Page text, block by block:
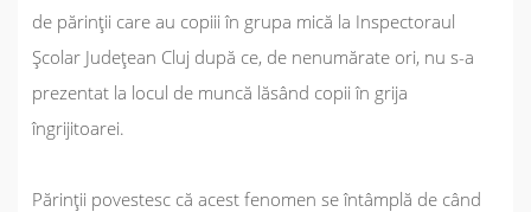
de părinții care au copiii în grupa mică la Inspectoraul
Școlar Județean Cluj după ce, de nenumărate ori, nu s-a
prezentat la locul de muncă lăsând copii în grija
îngrijitoarei.
Părinții povestesc că acest fenomen se întâmplă de când